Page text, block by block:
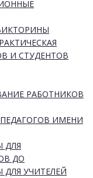
И СТУДЕНТОВ
РАБОТНИКОВ
ИМЕНИ
ДЛЯ
ДО
ДЛЯ УЧИТЕЛЕЙ